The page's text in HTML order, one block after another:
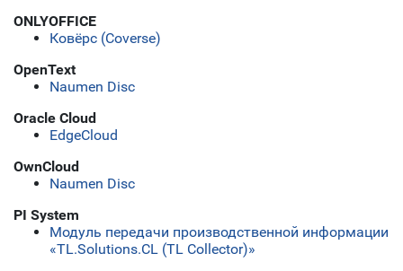
ONLYOFFICE
Ковёрс (Coverse)
OpenText
Naumen Disc
Oracle Cloud
EdgeCloud
OwnCloud
Naumen Disc
PI System
Модуль передачи производственной информации
«TL.Solutions.CL (TL Collector)»